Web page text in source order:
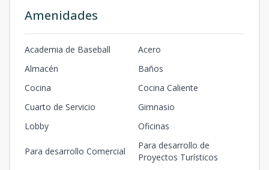
Amenidades
Academia de Baseball
Acero
Almacén
Baños
Cocina
Cocina Caliente
Cuarto de Servicio
Gimnasio
Lobby
Oficinas
Para desarrollo Comercial
Para desarrollo de
Proyectos Turísticos